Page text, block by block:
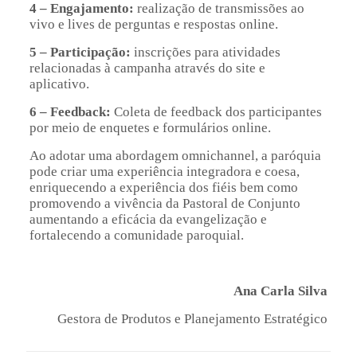
4 – Engajamento: realização de transmissões ao
vivo e lives de perguntas e respostas online.
5 – Participação: inscrições para atividades
relacionadas à campanha através do site e
aplicativo.
6 – Feedback: Coleta de feedback dos participantes
por meio de enquetes e formulários online.
Ao adotar uma abordagem omnichannel, a paróquia
pode criar uma experiência integradora e coesa,
enriquecendo a experiência dos fiéis bem como
promovendo a vivência da Pastoral de Conjunto
aumentando a eficácia da evangelização e
fortalecendo a comunidade paroquial.
Ana Carla Silva
Gestora de Produtos e Planejamento Estratégico